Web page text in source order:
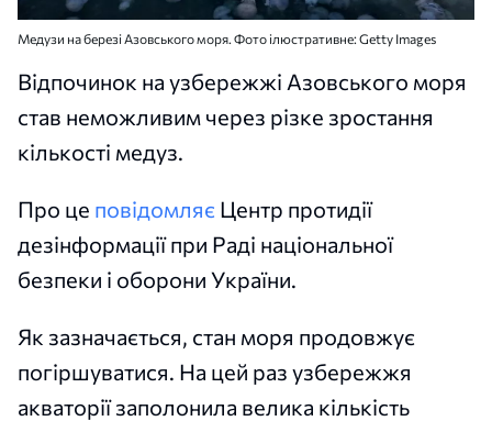
Медузи на березі Азовського моря. Фото ілюстративне: Getty Images
Відпочинок на узбережжі Азовського моря
став неможливим через різке зростання
кількості медуз.
Про це повідомляє Центр протидії
дезінформації при Раді національної
безпеки і оборони України.
Як зазначається, стан моря продовжує
погіршуватися. На цей раз узбережжя
акваторії заполонила велика кількість